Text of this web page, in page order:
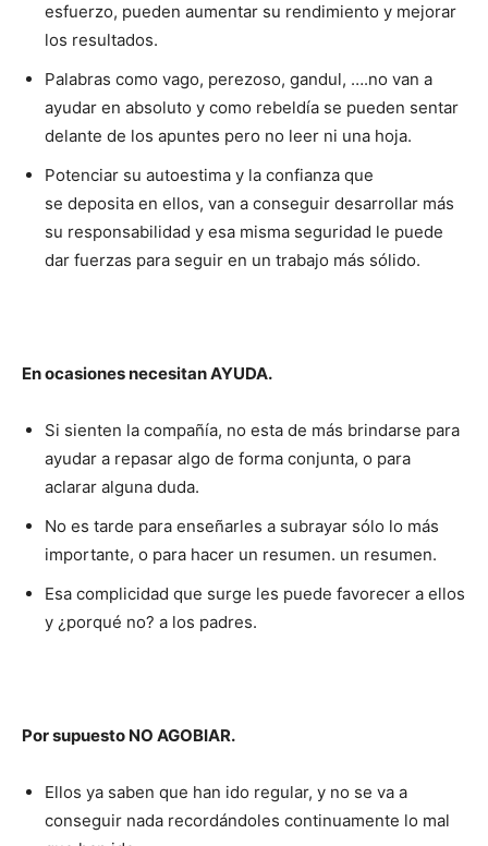
esfuerzo, pueden aumentar su rendimiento y mejorar
los resultados.
Palabras como vago, perezoso, gandul, ….no van a
ayudar en absoluto y como rebeldía se pueden sentar
delante de los apuntes pero no leer ni una hoja.
Potenciar su autoestima y la confianza que
se deposita en ellos, van a conseguir desarrollar más
su responsabilidad y esa misma seguridad le puede
dar fuerzas para seguir en un trabajo más sólido.
En ocasiones necesitan AYUDA.
Si sienten la compañía, no esta de más brindarse para
ayudar a repasar algo de forma conjunta, o para
aclarar alguna duda.
No es tarde para enseñarles a subrayar sólo lo más
importante, o para hacer un resumen. un resumen.
Esa complicidad que surge les puede favorecer a ellos
y ¿porqué no? a los padres.
Por supuesto NO AGOBIAR.
Ellos ya saben que han ido regular, y no se va a
conseguir nada recordándoles continuamente lo mal